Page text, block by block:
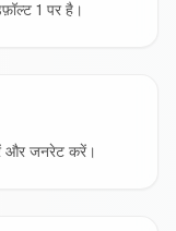
1 पर है।
और जनरेट करें।